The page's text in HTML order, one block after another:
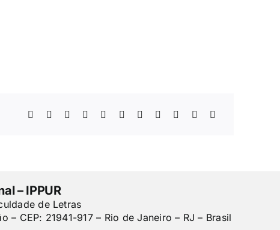
– IPPUR
de Letras
– CEP: 21941-917 – Rio de Janeiro – RJ – Brasil